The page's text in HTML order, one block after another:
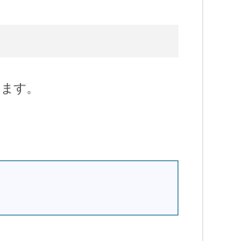
す。